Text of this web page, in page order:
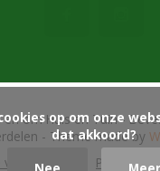
voorwaarden Privacy
om Huis en Tuin -
- Theme made by
dat akkoord?